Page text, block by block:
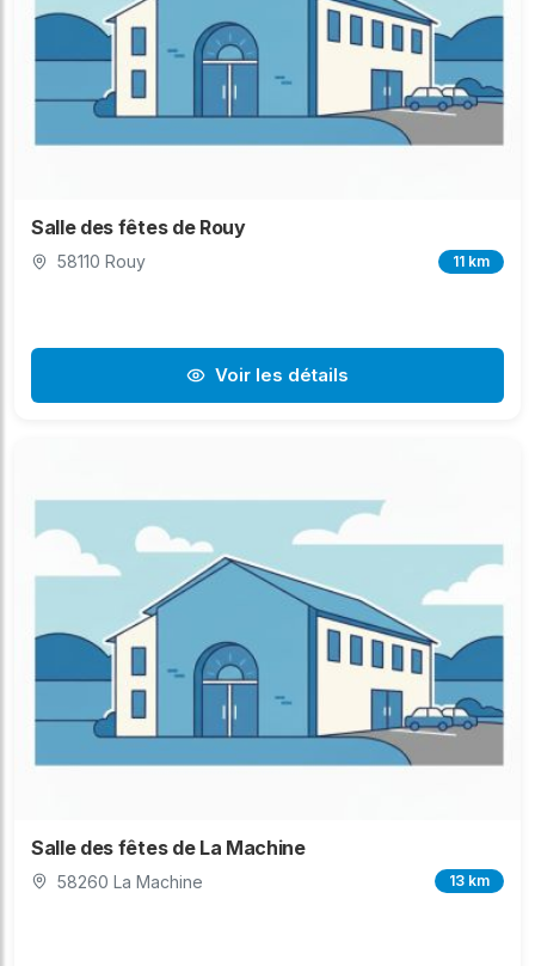
Salle des fêtes de Rouy
58110 Rouy 11 km
Voir les détails
Salle des fêtes de La Machine
58260 La Machine 13 km